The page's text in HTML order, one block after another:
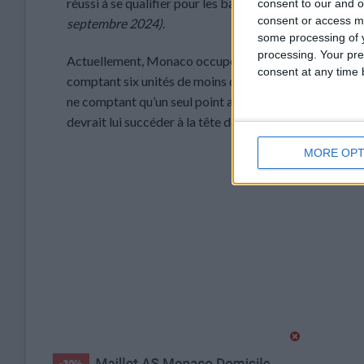
consent to our and
consent or access
some processing of
processing. Your
consent at any time
MORE
septembre 2024).
Actuellement, Monaco occupe la cinquième place du
comptant six unités de moins que la saison passée à
ne comptant qu’un seul point après deux rencontres,
devrait lui succéder à la tête de l’équipe.